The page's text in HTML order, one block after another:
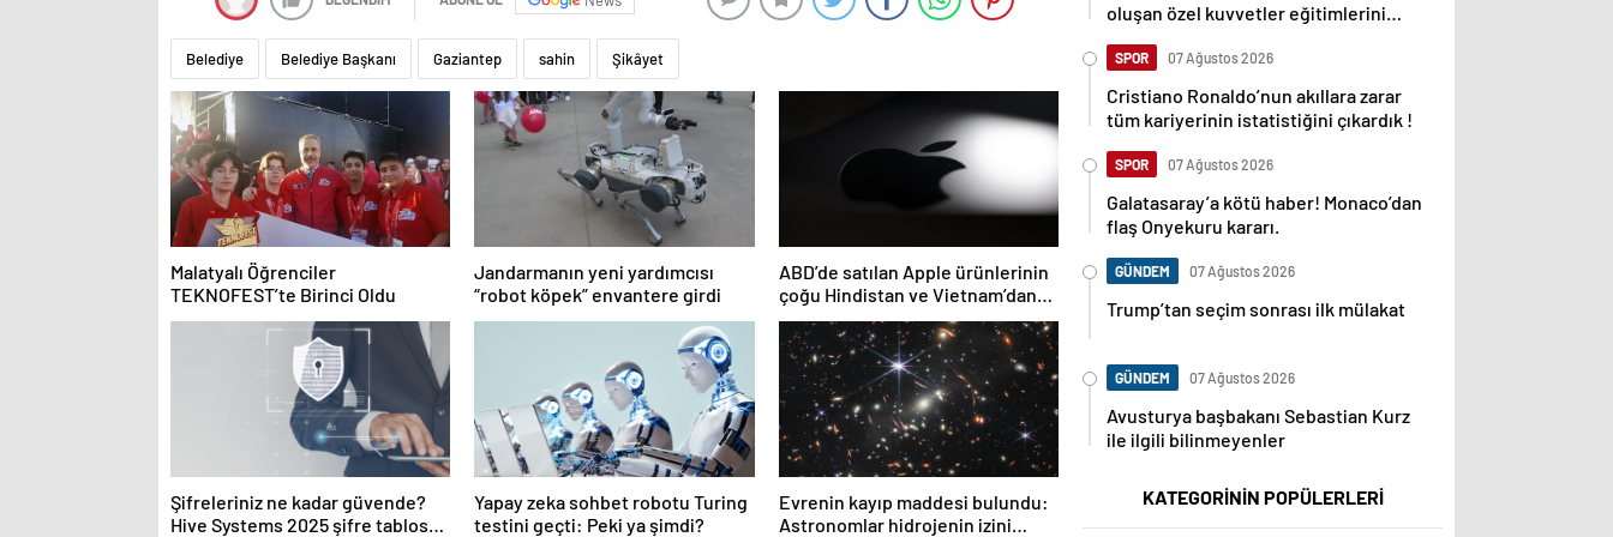
Belediye Belediye Başkanı Gaziantep sahin Şikâyet
Malatyalı Öğrenciler
TEKNOFEST’te Birinci Oldu
Jandarmanın yeni yardımcısı
“robot köpek” envantere girdi
ABD’de satılan Apple ürünlerinin
çoğu Hindistan ve Vietnam’dan
gelecek
Şifreleriniz ne kadar güvende?
Hive Systems 2025 şifre tablosu
Yapay zeka sohbet robotu Turing
testini geçti: Peki ya şimdi?
Evrenin kayıp maddesi bulundu:
Astronomlar hidrojenin izini
oluşan özel kuvvetler eğitimlerini
SPOR 07 Ağustos 2026
Cristiano Ronaldo’nun akıllara zarar
tüm kariyerinin istatistiğini çıkardık !
SPOR 07 Ağustos 2026
Galatasaray’a kötü haber! Monaco’dan
flaş Onyekuru kararı.
GÜNDEM 07 Ağustos 2026
Trump’tan seçim sonrası ilk mülakat
GÜNDEM 07 Ağustos 2026
Avusturya başbakanı Sebastian Kurz
ile ilgili bilinmeyenler
KATEGORİNİN POPÜLERLERİ